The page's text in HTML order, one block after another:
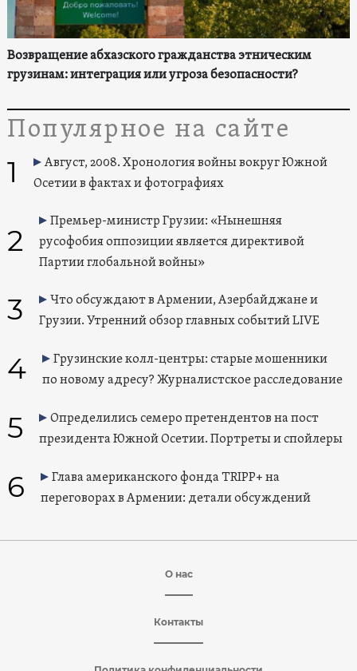
Возвращение абхазского гражданства этническим
грузинам: интеграция или угроза безопасности?
Популярное на сайте
1
Август, 2008. Хронология войны вокруг Южной
Осетии в фактах и фотографиях
2
Премьер-министр Грузии: «Нынешняя
русофобия оппозиции является директивой
Партии глобальной войны»
3
Что обсуждают в Армении, Азербайджане и
Грузии. Утренний обзор главных событий LIVE
4
Грузинские колл-центры: старые мошенники
по новому адресу? Журналистское расследование
5
Определились семеро претендентов на пост
президента Южной Осетии. Портреты и спойлеры
6
Глава американского фонда TRIPP+ на
переговорах в Армении: детали обсуждений
О нас
Контакты